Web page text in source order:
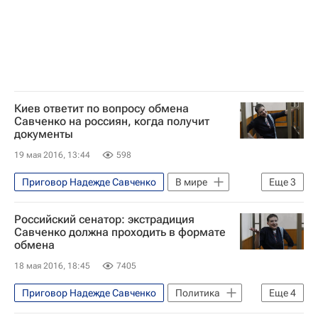
Киев ответит по вопросу обмена
Савченко на россиян, когда получит
документы
19 мая 2016, 13:44 598
Еще3
Приговор Надежде Савченко
В мире
Украина
Надежда Савченко
Россия
Российский сенатор: экстрадиция
Савченко должна проходить в формате
обмена
18 мая 2016, 18:45 7405
Еще4
Приговор Надежде Савченко
Политика